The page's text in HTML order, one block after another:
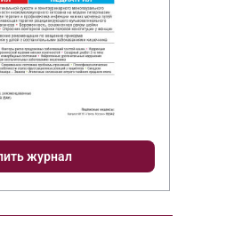
журнал